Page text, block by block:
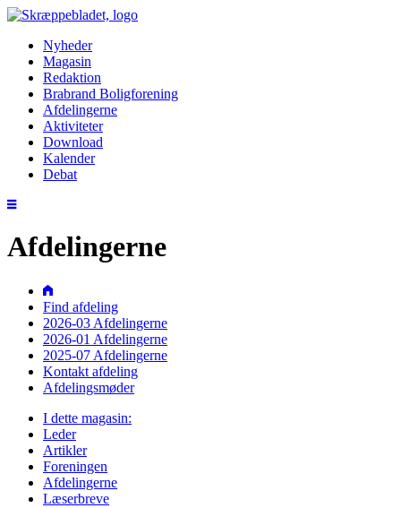
Nyheder
Magasin
Redaktion
Brabrand Boligforening
Afdelingerne
Aktiviteter
Download
Kalender
Debat
Afdelingerne
Find afdeling
2026-03 Afdelingerne
2026-01 Afdelingerne
2025-07 Afdelingerne
Kontakt afdeling
Afdelingsmøder
I dette magasin:
Leder
Artikler
Foreningen
Afdelingerne
Læserbreve